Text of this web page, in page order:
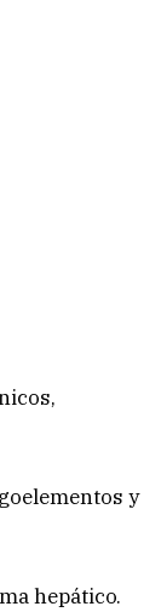
y
hepático.